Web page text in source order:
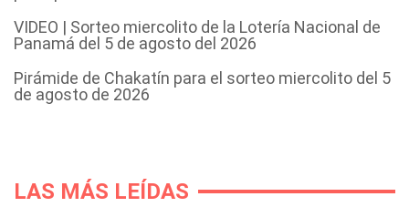
VIDEO | Sorteo miercolito de la Lotería Nacional de
Panamá del 5 de agosto del 2026
Pirámide de Chakatín para el sorteo miercolito del 5
de agosto de 2026
LAS MÁS LEÍDAS